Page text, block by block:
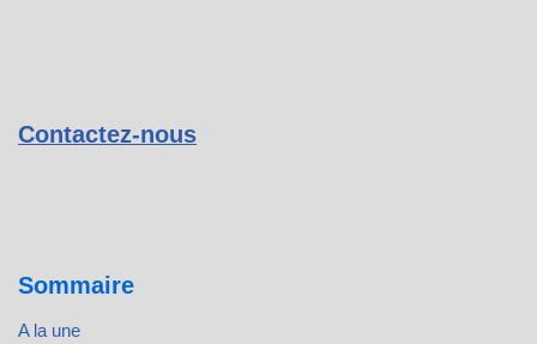
Contactez-nous
Sommaire
A la une